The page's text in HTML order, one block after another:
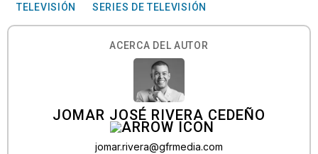
TELEVISIÓN SERIES DE TELEVISIÓN
ACERCA DEL AUTOR
JOMAR JOSÉ RIVERA CEDEÑO
jomar.rivera@gfrmedia.com